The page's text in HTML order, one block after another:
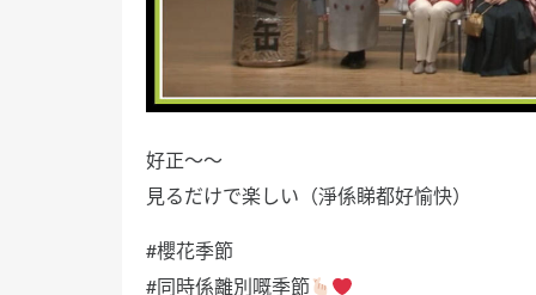
好正～～
見るだけで楽しい（淨係睇都好愉快）
#櫻花季節
#同時係離別嘅季節